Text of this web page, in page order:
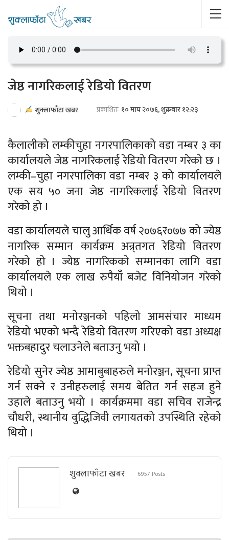
जेष्ठ नागरिकलाई रेडियो वितरण
शुक्लाफाँटा खबर प्रकाशितः १० माघ २०७६, शुक्रबार १२:२३
कैलालीको लम्कीचुहा नगरपालिकाको वडा नम्बर ३ का
कार्यालयले जेष्ठ नागरिकलाई रेडियो वितरण गरेको छ ।
लम्की–चुहा नगरपालिका वडा नम्बर ३ को कार्यालयले
एक सय ५० जना जेष्ठ नागरिकलाई रेडियो वितरण
गरेको हो ।
वडा कार्यालयले चालु आर्थिक वर्ष २०७६र०७७ को ज्येष्ठ
नागरिक सम्मान कार्यक्रम अन्र्तगत रेडियो वितरण
गरेको हो । ज्येष्ठ नागरिकको सम्मानका लागि वडा
कार्यालयले एक लाख रुपैयाँ बजेट विनियोजन गरेको
थियो ।
सूचना तथा मनोरञ्जनको पहिलो आमसंचार माध्यम
रेडियो भएको भन्दै रेडियो वितरण गरिएको वडा अध्यक्ष
भक्तबहादुर चलाउनेले बताउनु भयो ।
रेडियो सुनेर ज्येष्ठ आमाबुबाहरुले मनोरञ्जन, सूचना प्राप्त
गर्न सक्ने र उनीहरुलाई समय बेतित गर्न सहज हुने
उहाले बताउनु भयो । कार्यक्रममा वडा सचिव राजेन्द्र
चौधरी, स्थानीय वुद्धिजिवी लगायतको उपस्थिति रहेको
थियो ।
शुक्लाफाँटा खबर 6957 Posts